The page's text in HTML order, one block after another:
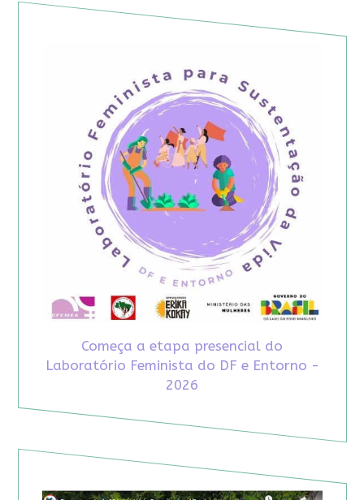
Começa a etapa presencial do
Laboratório Feminista do DF e Entorno -
2026